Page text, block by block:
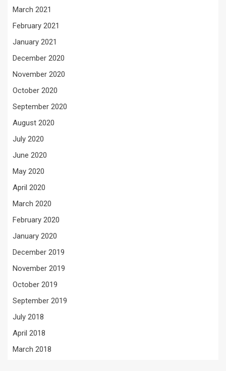
March 2021
February 2021
January 2021
December 2020
November 2020
October 2020
September 2020
August 2020
July 2020
June 2020
May 2020
April 2020
March 2020
February 2020
January 2020
December 2019
November 2019
October 2019
September 2019
July 2018
April 2018
March 2018